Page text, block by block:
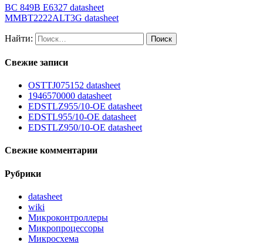
BC 849B E6327 datasheet
MMBT2222ALT3G datasheet
Найти:
Свежие записи
OSTTJ075152 datasheet
1946570000 datasheet
EDSTLZ955/10-OE datasheet
EDSTL955/10-OE datasheet
EDSTLZ950/10-OE datasheet
Свежие комментарии
Рубрики
datasheet
wiki
Микроконтроллеры
Микропроцессоры
Микросхема